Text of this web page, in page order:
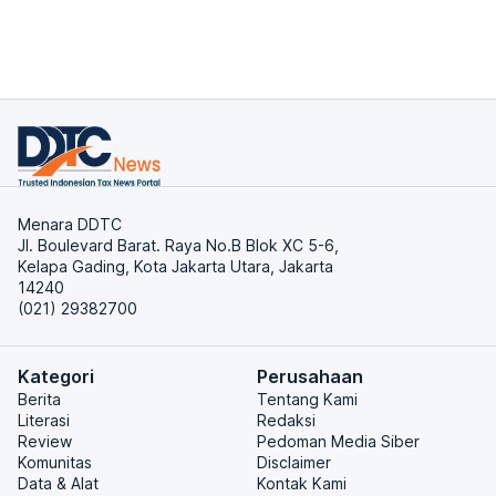
Menara DDTC
Jl. Boulevard Barat. Raya No.B Blok XC 5-6,
Kelapa Gading, Kota Jakarta Utara, Jakarta
14240
(021) 29382700
Kategori
Berita
Literasi
Review
Komunitas
Data & Alat
Perusahaan
Tentang Kami
Redaksi
Pedoman Media Siber
Disclaimer
Kontak Kami